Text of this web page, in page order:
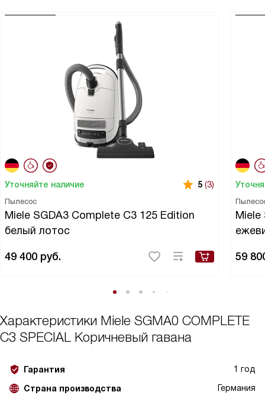
Уточняйте наличие 5 (3)
Пылесос
Miele SGDA3 Complete C3 125 Edition
белый лотос
49 400 руб.
Miele
59
Характеристики Miele SGMA0 COMPLETE
C3 SPECIAL Коричневый гавана
Гарантия 1 год
Страна производства Германия